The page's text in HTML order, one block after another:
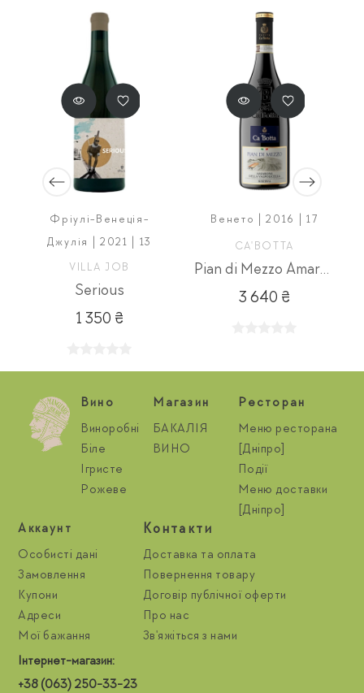
Фріулі-Венеція-
Джулія | 2021 | 13
VILLA JOB
Serious
1 350 ₴
Венето | 2016 | 17
CA'BOTTA
Pian di Mezzo Amarone della Valpolicella DOCG Riserva
3 640 ₴
Вино
Виноробні
Біле
Ігристе
Рожеве
Магазин
БАКАЛІЯ
ВИНО
Ресторан
Меню ресторана
[Дніпро]
Події
Меню доставки
[Дніпро]
Aккаунт
Особисті дані
Замовлення
Купони
Адреси
Мої бажання
Контакти
Доставка та оплата
Повернення товару
Договір публічної оферти
Про нас
Зв'яжіться з нами
Інтернет-магазин:
+38 (063) 250-33-23